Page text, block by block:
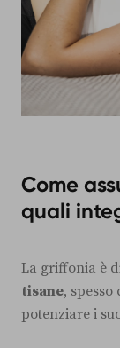
Come
quali
La griffonia è
tisane,
potenziare i